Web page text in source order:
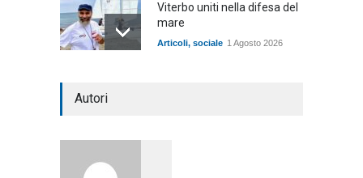
Viterbo uniti nella difesa del
mare
Articoli, sociale 1 Agosto 2026
Autori